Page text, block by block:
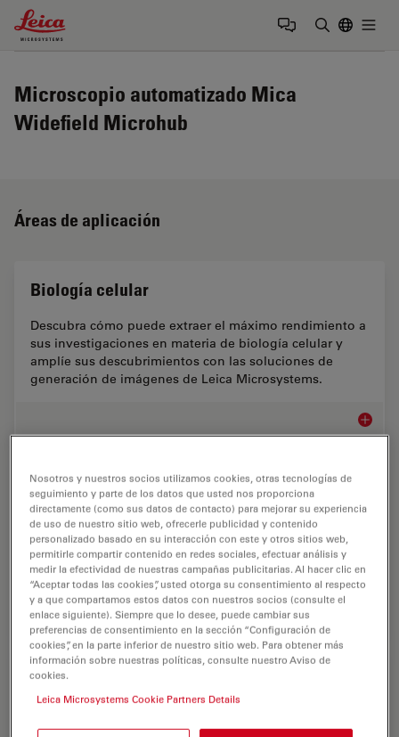
Leica Microsystems Logo
Microscopio automatizado Mica
Widefield Microhub
Áreas de aplicación
Biología celular
Descubra cómo puede extraer el máximo rendimiento a
sus investigaciones en materia de biología celular y
amplíe sus descubrimientos con las soluciones de
generación de imágenes de Leica Microsystems.
Análisis celular
Las soluciones avanzadas de imagen microscópica y el
software de análisis impulsado por IA para el análisis
celular ayudan a los investigadores a obtener una
comprensión más profunda de las funciones…
Biopharma
Para el sector biofarmacéutico, las soluciones de Leica
ayudan a acelerar el descubrimiento de fármacos,
Nosotros y nuestros socios utilizamos cookies, otras tecnologías de
seguimiento y parte de los datos que usted nos proporciona
directamente (como sus datos de contacto) para mejorar su experiencia
de uso de nuestro sitio web, ofrecerle publicidad y contenido
personalizado basado en su interacción con este y otros sitios web,
permitirle compartir contenido en redes sociales, efectuar análisis y
medir la efectividad de nuestras campañas publicitarias. Al hacer clic en
“Aceptar todas las cookies”, usted otorga su consentimiento al respecto
y a que compartamos estos datos con nuestros socios (consulte el
enlace siguiente). Siempre que lo desee, puede cambiar sus
preferencias de consentimiento en la sección “Configuración de
cookies”, en la parte inferior de nuestro sitio web. Para obtener más
información sobre nuestras políticas, consulte nuestro Aviso de
cookies.
Leica Microsystems Cookie Partners Details